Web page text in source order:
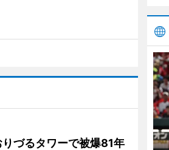
りづるタワーで被爆81年